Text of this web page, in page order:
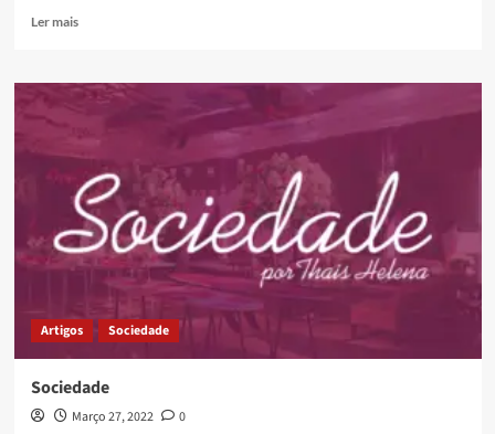
Ler mais
Artigos Sociedade
Sociedade
Março 27, 2022
0